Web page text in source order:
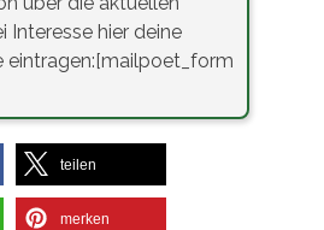
Interesse hier deine
eintragen:[mailpoet_form
teilen
merken